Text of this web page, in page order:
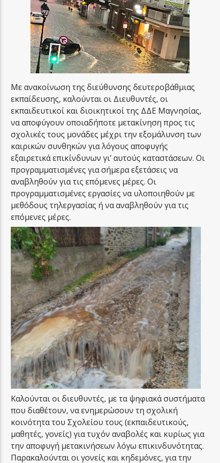
Με ανακοίνωση της διεύθυνσης δευτεροβάθμιας
εκπαίδευσης, καλούνται οι Διευθυντές, οι
εκπαιδευτικοί και διοικητικοί της ΔΔΕ Μαγνησίας,
να αποφύγουν οποιαδήποτε μετακίνηση προς τις
σχολικές τους μονάδες μέχρι την εξομάλυνση των
καιρικών συνθηκών για λόγους αποφυγής
εξαιρετικά επικίνδυνων γι’ αυτούς καταστάσεων. Οι
προγραμματισμένες για σήμερα εξετάσεις να
αναβληθούν για τις επόμενες μέρες. Οι
προγραμματισμένες εργασίες να υλοποιηθούν με
μεθόδους τηλεργασίας ή να αναβληθούν για τις
επόμενες μέρες.
Καλούνται οι διευθυντές, με τα ψηφιακά συστήματα
που διαθέτουν, να ενημερώσουν τη σχολική
κοινότητα του Σχολείου τους (εκπαιδευτικούς,
μαθητές, γονείς) για τυχόν αναβολές και κυρίως για
την αποφυγή μετακινήσεων λόγω επικινδυνότητας.
Παρακαλούνται οι γονείς και κηδεμόνες, για την